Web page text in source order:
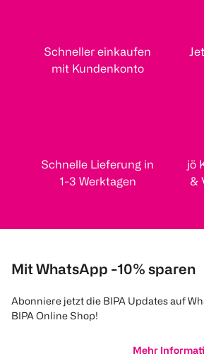
Schneller einkaufen
mit Kundenkonto
Schnelle Lieferung in
1-3 Werktagen
jö
&
Mit WhatsApp -10% sparen
Abonniere jetzt die BIPA Updates auf
BIPA Online Shop!
Mehr